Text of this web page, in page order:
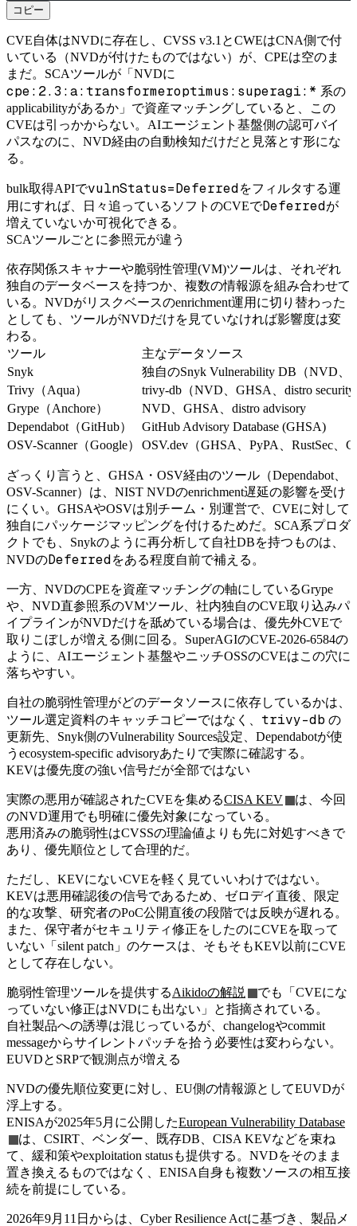
コピー
CVE自体はNVDに存在し、CVSS v3.1とCWEはCNA側で付
いている（NVDが付けたものではない）が、CPEは空のま
まだ。SCAツールが「NVDに
cpe:2.3:a:transformeroptimus:superagi:* 系の
applicabilityがあるか」で資産マッチングしていると、この
CVEは引っかからない。AIエージェント基盤側の認可バイ
パスなのに、NVD経由の自動検知だけだと見落とす形にな
る。
bulk取得APIでvulnStatus=Deferredをフィルタする運
用にすれば、日々追っているソフトのCVEでDeferredが
増えていないか可視化できる。
SCAツールごとに参照元が違う
依存関係スキャナーや脆弱性管理(VM)ツールは、それぞれ
独自のデータベースを持つか、複数の情報源を組み合わせて
いる。NVDがリスクベースのenrichment運用に切り替わった
としても、ツールがNVDだけを見ていなければ影響度は変
わる。
ツール
主なデータソース
Snyk
独自のSnyk Vulnerability DB（NVD
Trivy（Aqua）
trivy-db（NVD、GHSA、distro
Grype（Anchore）
NVD、GHSA、distro advisory
Dependabot（GitHub）
GitHub Advisory Database (GHSA)
OSV-Scanner（Google）
OSV.dev（GHSA、PyPA、RustSec、
ざっくり言うと、GHSA・OSV経由のツール（Dependabot、
OSV-Scanner）は、NIST NVDのenrichment遅延の影響を受け
にくい。GHSAやOSVは別チーム・別運営で、CVEに対して
独自にパッケージマッピングを付けるためだ。SCA系プロダ
クトでも、Snykのように再分析して自社DBを持つものは、
NVDのDeferredをある程度自前で補える。
一方、NVDのCPEを資産マッチングの軸にしているGrype
や、NVD直参照系のVMツール、社内独自のCVE取り込みパ
イプラインがNVDだけを舐めている場合は、優先外CVEで
取りこぼしが増える側に回る。SuperAGIのCVE-2026-6584の
ように、AIエージェント基盤やニッチOSSのCVEはこの穴に
落ちやすい。
自社の脆弱性管理がどのデータソースに依存しているかは、
ツール選定資料のキャッチコピーではなく、 trivy-db の
更新先、Snyk側のVulnerability Sources設定、Dependabotが使
うecosystem-specific advisoryあたりで実際に確認する。
KEVは優先度の強い信号だが全部ではない
実際の悪用が確認されたCVEを集めるCISA KEV
は、今回
のNVD運用でも明確に優先対象になっている。
悪用済みの脆弱性はCVSSの理論値よりも先に対処すべきで
あり、優先順位として合理的だ。
ただし、KEVにないCVEを軽く見ていいわけではない。
KEVは悪用確認後の信号であるため、ゼロデイ直後、限定
的な攻撃、研究者のPoC公開直後の段階では反映が遅れる。
また、保守者がセキュリティ修正をしたのにCVEを取って
いない「silent patch」のケースは、そもそもKEV以前にCVE
として存在しない。
脆弱性管理ツールを提供するAikidoの解説
でも「CVEにな
っていない修正はNVDにも出ない」と指摘されている。
自社製品への誘導は混じっているが、changelogやcommit
messageからサイレントパッチを拾う必要性は変わらない。
EUVDとSRPで観測点が増える
NVDの優先順位変更に対し、EU側の情報源としてEUVDが
浮上する。
ENISAが2025年5月に公開したEuropean Vulnerability Database
は、CSIRT、ベンダー、既存DB、CISA KEVなどを束ね
て、緩和策やexploitation statusも提供する。NVDをそのまま
置き換えるものではなく、ENISA自身も複数ソースの相互接
続を前提にしている。
2026年9月11日からは、Cyber Resilience Actに基づき、製品メ